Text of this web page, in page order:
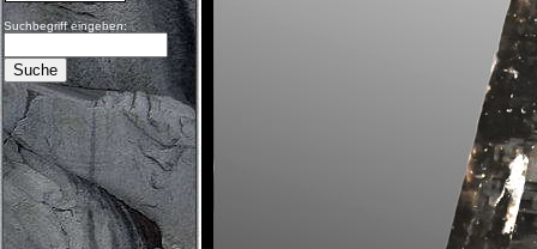
Suchbegriff eingeben: